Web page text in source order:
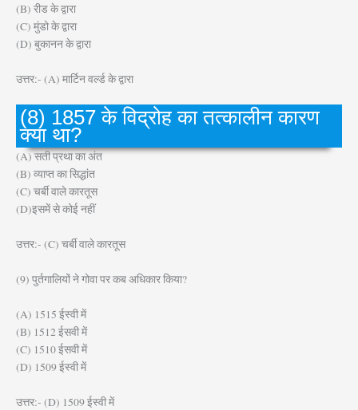
(B) रीड के द्वारा
(C) मुंडो के द्वारा
(D) बुकानन के द्वारा
उत्तर:- (A) मार्टिन वर्ल्ड के द्वारा
(8) 1857 के विद्रोह का तत्कालीन कारण
क्या था?
(A) सती प्रथा का अंत
(B) व्याप्त का सिद्धांत
(C) चर्बी वाले कारतूस
(D)इसमें से कोई नहीं
उत्तर:- (C) चर्बी वाले कारतूस
(9) पुर्तगालियों ने गोवा पर कब अधिकार किया?
(A) 1515 ईस्वी में
(B) 1512 ईसवी में
(C) 1510 ईसवी में
(D) 1509 ईस्वी में
उत्तर:- (D) 1509 ईस्वी में